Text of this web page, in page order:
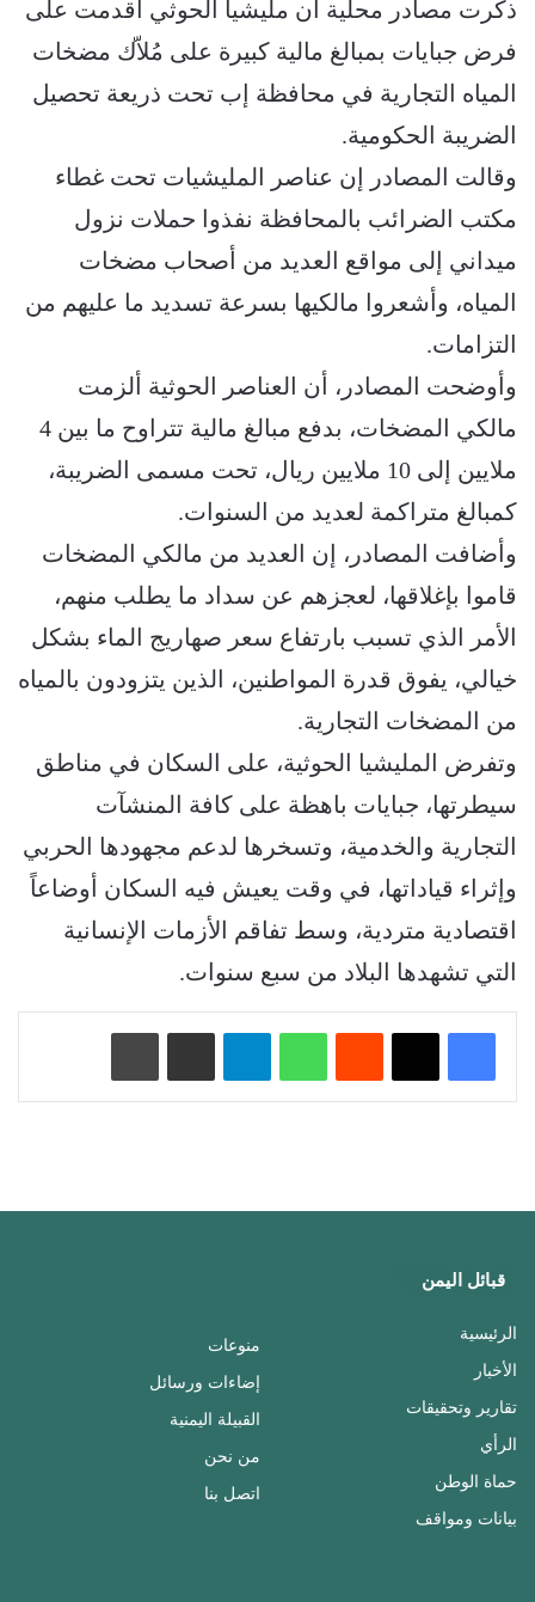
ذكرت مصادر محلية أن مليشيا الحوثي أقدمت على
فرض جبايات بمبالغ مالية كبيرة على مُلاّك مضخات
المياه التجارية في محافظة إب تحت ذريعة تحصيل
الضريبة الحكومية.
وقالت المصادر إن عناصر المليشيات تحت غطاء
مكتب الضرائب بالمحافظة نفذوا حملات نزول
ميداني إلى مواقع العديد من أصحاب مضخات
المياه، وأشعروا مالكيها بسرعة تسديد ما عليهم من
التزامات.
وأوضحت المصادر، أن العناصر الحوثية ألزمت
مالكي المضخات، بدفع مبالغ مالية تتراوح ما بين 4
ملايين إلى 10 ملايين ريال، تحت مسمى الضريبة،
كمبالغ متراكمة لعديد من السنوات.
وأضافت المصادر، إن العديد من مالكي المضخات
قاموا بإغلاقها، لعجزهم عن سداد ما يطلب منهم،
الأمر الذي تسبب بارتفاع سعر صهاريج الماء بشكل
خيالي، يفوق قدرة المواطنين، الذين يتزودون بالمياه
من المضخات التجارية.
وتفرض المليشيا الحوثية، على السكان في مناطق
سيطرتها، جبايات باهظة على كافة المنشآت
التجارية والخدمية، وتسخرها لدعم مجهودها الحربي
وإثراء قياداتها، في وقت يعيش فيه السكان أوضاعاً
اقتصادية متردية، وسط تفاقم الأزمات الإنسانية
التي تشهدها البلاد من سبع سنوات.
واتساب تيلقرام
قبائل اليمن
الرئيسية
الأخبار
تقارير وتحقيقات
الرأي
حماة الوطن
بيانات ومواقف
منوعات
إضاءات ورسائل
القبيلة اليمنية
من نحن
اتصل بنا